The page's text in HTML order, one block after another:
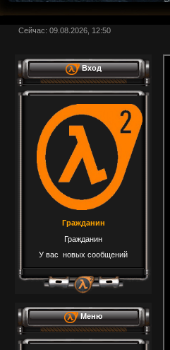
Сейчас: 09.08.2026, 12:50
Вход
Гражданин
Гражданин
У вас новых сообщений
Меню